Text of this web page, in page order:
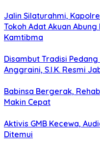
Jalin Silaturahmi,
Tokoh Adat Akuan
Kamtibma
Disambut Tradisi Pedang
Anggraini, S.I.K. Resmi
Babinsa Bergerak,
Makin Cepat
Aktivis GMB Kecewa,
Ditemui